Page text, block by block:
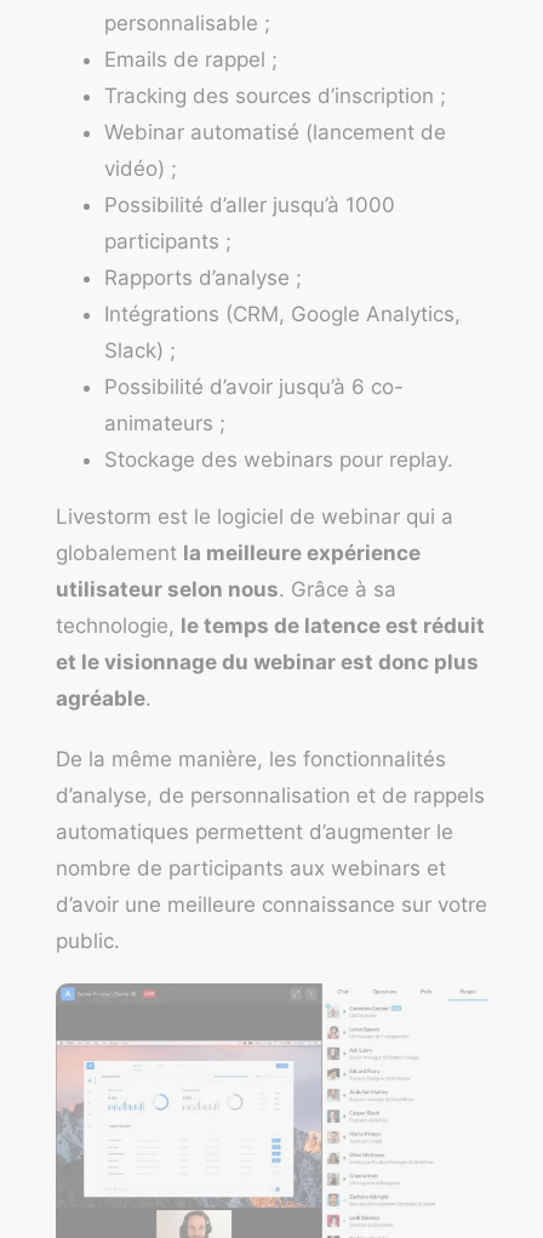
personnalisable ;
Emails de rappel ;
Tracking des sources d’inscription ;
Webinar automatisé (lancement de
vidéo) ;
Possibilité d’aller jusqu’à 1000
participants ;
Rapports d’analyse ;
Intégrations (CRM, Google Analytics,
Slack) ;
Possibilité d’avoir jusqu’à 6 co-
animateurs ;
Stockage des webinars pour replay.
Livestorm est le logiciel de webinar qui a
globalement la meilleure expérience
utilisateur selon nous. Grâce à sa
technologie, le temps de latence est réduit
et le visionnage du webinar est donc plus
agréable.
De la même manière, les fonctionnalités
d’analyse, de personnalisation et de rappels
automatiques permettent d’augmenter le
nombre de participants aux webinars et
d’avoir une meilleure connaissance sur votre
public.